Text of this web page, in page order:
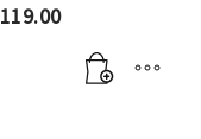
119.00